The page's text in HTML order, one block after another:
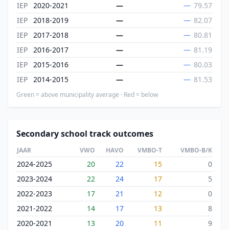
IEP 2020-2021 — — 79.57
IEP 2018-2019 — — 82.07
IEP 2017-2018 — — 80.81
IEP 2016-2017 — — 81.19
IEP 2015-2016 — — 80.03
IEP 2014-2015 — — 81.53
Green = above municipality average · Red = below
Secondary school track outcomes
JAAR VWO HAVO VMBO-T VMBO-B/K
2024-2025 20 22 15
0
2023-2024
22 24 17
5
2022-2023
17 21 12
0
2021-2022
14 17 13
8
2020-2021
13 20 11
9